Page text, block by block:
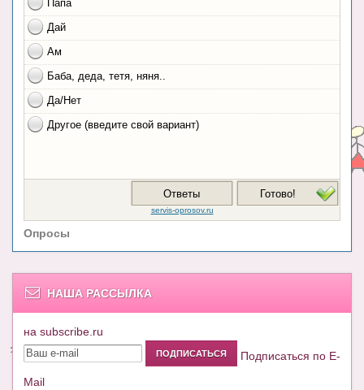
Опросы
НАША РАССЫЛКА
на subscribe.ru
Подписаться по E-
Mail